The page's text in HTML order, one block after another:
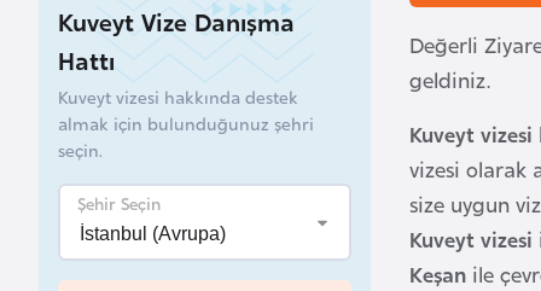
Değerli
geldiniz.
Kuveyt vizesi
vizesi olarak
size uygun
Kuveyt vizesi
Keşan ile
Kuveyt Vize Danışma
Hattı
Kuveyt vizesi hakkında destek
almak için bulunduğunuz şehri
seçin.
Şehir Seçin
e
B
l
a
r